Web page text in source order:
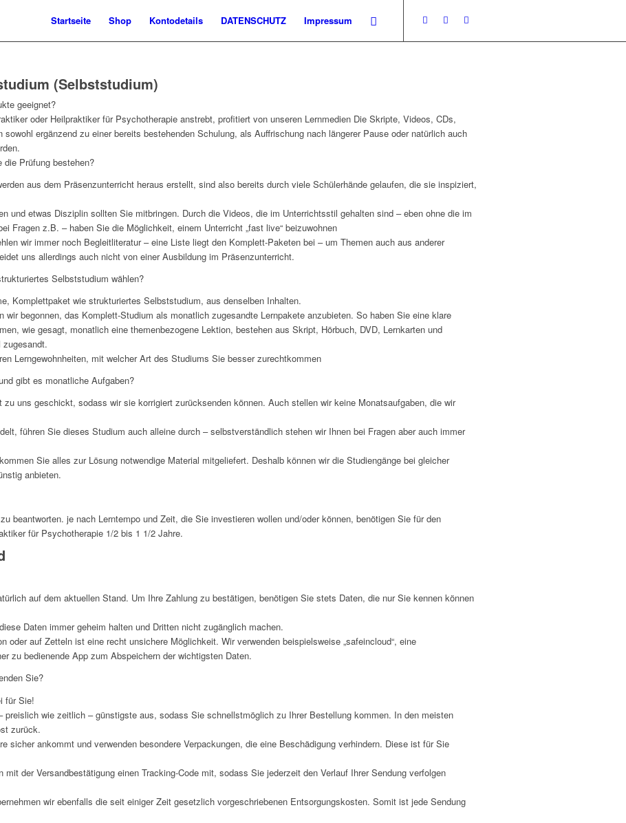
Startseite Shop Kontodetails DATENSCHUTZ Impressum
(Selbststudium)
geeignet?
oder Heilpraktiker für Psychotherapie anstrebt, profitiert von unseren Lernmedien Die Skripte, Videos, CDs,
sowohl ergänzend zu einer bereits bestehenden Schulung, als Auffrischung nach längerer Pause oder natürlich auch
Prüfung bestehen?
aus dem Präsenzunterricht heraus erstellt, sind also bereits durch viele Schülerhände gelaufen, die sie inspiziert,
und etwas Disziplin sollten Sie mitbringen. Durch die Videos, die im Unterrichtsstil gehalten sind – eben ohne die im
Fragen z.B. – haben Sie die Möglichkeit, einem Unterricht „fast live“ beizuwohnen
wir immer noch Begleitliteratur – eine Liste liegt den Komplett-Paketen bei – um Themen auch aus anderer
uns allerdings auch nicht von einer Ausbildung im Präsenzunterricht.
Selbststudium wählen?
Komplettpaket wie strukturiertes Selbststudium, aus denselben Inhalten.
wir begonnen, das Komplett-Studium als monatlich zugesandte Lernpakete anzubieten. So haben Sie eine klare
wie gesagt, monatlich eine themenbezogene Lektion, bestehen aus Skript, Hörbuch, DVD, Lernkarten und
Lerngewohnheiten, mit welcher Art des Studiums Sie besser zurechtkommen
gibt es monatliche Aufgaben?
zu uns geschickt, sodass wir sie korrigiert zurücksenden können. Auch stellen wir keine Monatsaufgaben, die wir
führen Sie dieses Studium auch alleine durch – selbstverständlich stehen wir Ihnen bei Fragen aber auch immer
Sie alles zur Lösung notwendige Material mitgeliefert. Deshalb können wir die Studiengänge bei gleicher
anbieten.
beantworten. je nach Lerntempo und Zeit, die Sie investieren wollen und/oder können, benötigen Sie für den
für Psychotherapie 1/2 bis 1 1/2 Jahre.
auf dem aktuellen Stand. Um Ihre Zahlung zu bestätigen, benötigen Sie stets Daten, die nur Sie kennen können
Daten immer geheim halten und Dritten nicht zugänglich machen.
oder auf Zetteln ist eine recht unsichere Möglichkeit. Wir verwenden beispielsweise „safeincloud“, eine
zu bedienende App zum Abspeichern der wichtigsten Daten.
Sie?
für Sie!
preislich wie zeitlich – günstigste aus, sodass Sie schnellstmöglich zu Ihrer Bestellung kommen. In den meisten
zurück.
sicher ankommt und verwenden besondere Verpackungen, die eine Beschädigung verhindern. Diese ist für Sie
mit der Versandbestätigung einen Tracking-Code mit, sodass Sie jederzeit den Verlauf Ihrer Sendung verfolgen
wir ebenfalls die seit einiger Zeit gesetzlich vorgeschriebenen Entsorgungskosten. Somit ist jede Sendung